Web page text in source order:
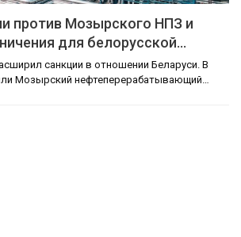
против Мозырского НПЗ и
для белорусской…
санкции в отношении Беларуси. В
Мозырский нефтеперерабатывающий…